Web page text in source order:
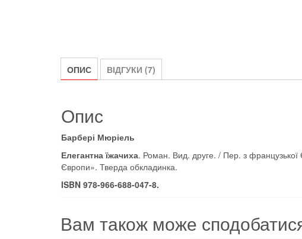
ОПИС ВІДГУКИ (7)
Опис
Барбері Мюріель
Елегантна їжачиха. Роман. Вид. друге. / Пер. з
Європи». Тверда обкладинка.
ISBN 978-966-688-047-8.
Вам також може